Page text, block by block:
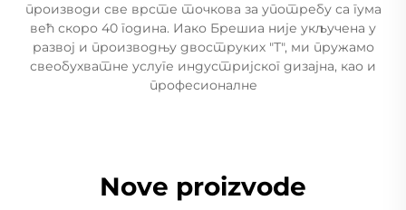
производи све врсте точкова за употребу са гума
већ скоро 40 година. Иако Брешиа није укључена у
развој и производњу двоструких "Т", ми пружамо
свеобухватне услуге индустријског дизајна, као и
професионалне
Nove proizvode